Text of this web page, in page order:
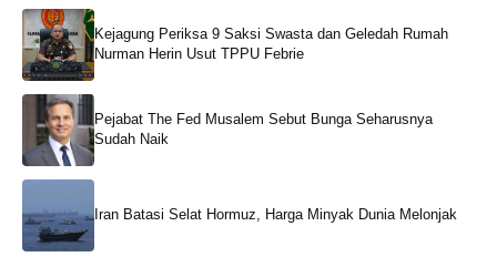
Kejagung Periksa 9 Saksi Swasta dan Geledah Rumah
Nurman Herin Usut TPPU Febrie
Pejabat The Fed Musalem Sebut Bunga Seharusnya
Sudah Naik
Iran Batasi Selat Hormuz, Harga Minyak Dunia Melonjak